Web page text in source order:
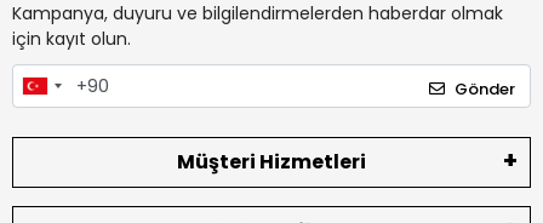
Kampanya, duyuru ve bilgilendirmelerden haberdar olmak
için kayıt olun.
Gönder
Müşteri Hizmetleri